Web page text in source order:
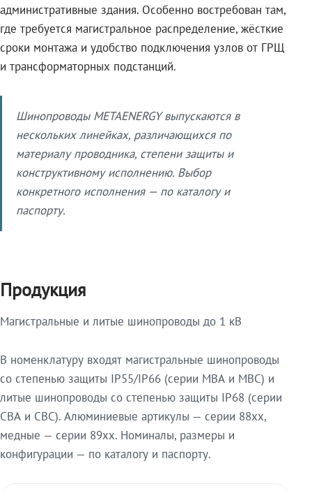
административные здания. Особенно востребован там,
где требуется магистральное распределение, жёсткие
сроки монтажа и удобство подключения узлов от ГРЩ
и трансформаторных подстанций.
Шинопроводы METAENERGY выпускаются в
нескольких линейках, различающихся по
материалу проводника, степени защиты и
конструктивному исполнению. Выбор
конкретного исполнения — по каталогу и
паспорту.
Продукция
Магистральные и литые шинопроводы до 1 кВ
В номенклатуру входят магистральные шинопроводы
со степенью защиты IP55/IP66 (серии МВА и МВС) и
литые шинопроводы со степенью защиты IP68 (серии
СВА и СВС). Алюминиевые артикулы — серии 88xx,
медные — серии 89xx. Номиналы, размеры и
конфигурации — по каталогу и паспорту.